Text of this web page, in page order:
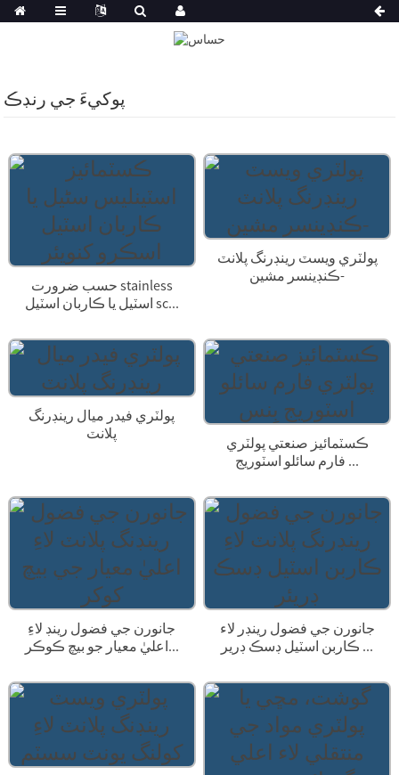
پوکيءَ جي رنڊڪ
حسب ضرورت stainless
اسٽيل يا ڪاربان اسٽيل sc...
پولٽري ويسٽ رينڊرنگ پلانٽ
-ڪنڊينسر مشين
پولٽري فيدر ميال رينڊرنگ
پلانٽ
ڪسٽمائيز صنعتي پولٽري
فارم سائلو اسٽوريج ...
جانورن جي فضول رينڊ لاءِ
اعليٰ معيار جو بيچ ڪوڪر...
جانورن جي فضول رينڊر لاء
ڪاربن اسٽيل ڊسڪ ڊرير ...